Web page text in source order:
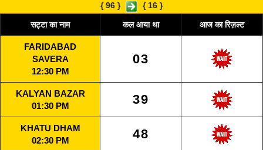
{96 } {16 }
सट्टा का नाम कल आया था आज का रिज़ल्ट
FARIDABAD
SAVERA
12:30 PM
03
KALYAN BAZAR
01:30 PM
39
KHATU DHAM
02:30 PM
48